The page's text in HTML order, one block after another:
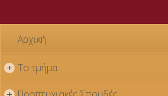
Αρχική
+ Το τμήμα
+